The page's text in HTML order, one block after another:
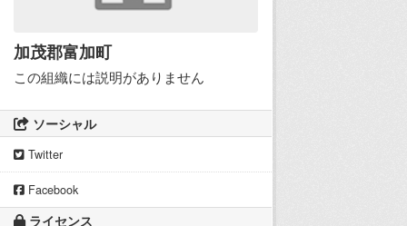
加茂郡富加町
この組織には説明がありません
ソーシャル
Twitter
Facebook
ライセンス